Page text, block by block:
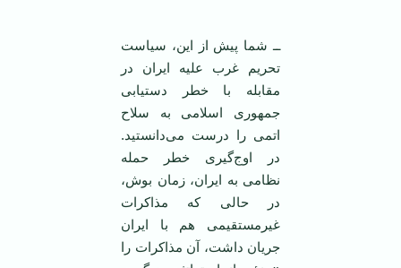
ــ شما پیش از این، سیاست
تحریم غرب علیه ایران در
مقابله با خطر دستیابی
جمهوری اسلامی ‌به سلاح
اتمی ‌را درست می‌دانستید.
در اوج‌گیری خطر حمله
نظامی ‌به ایران، زمان بوش،
در حالی که مذاکرات
غیرمستقیمی ‌هم با ایران
جریان داشت، آن مذاکرات را